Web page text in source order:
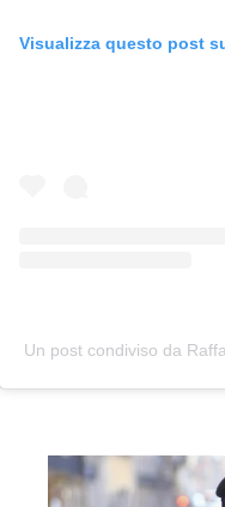
Visualizza questo post
Un post condiviso da